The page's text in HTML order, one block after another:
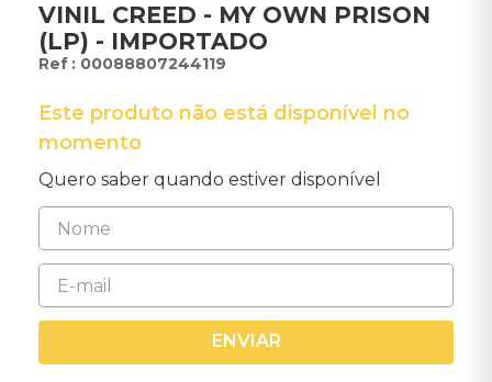
VINIL CREED - MY OWN PRISON
(LP) - IMPORTADO
: 00088807244119
Este produto não está disponível no
momento
Quero saber quando estiver disponível
ENVIAR